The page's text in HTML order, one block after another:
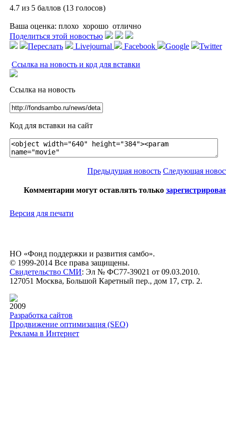
4.7 из 5 баллов (13 голосов)
Ваша оценка: плохо хорошо отлично
Поделиться этой новостью
Переслать
Livejournal Facebook Google Twitter
Ссылка на новость и код для вставки
Ссылка на новость
Код для вставки на сайт
Предыдущая новость Следующая
Комментарии могут оставлять только
Версия для печати
НО «Фонд поддержки и развития самбо».
© 1999-2014 Все права защищены.
Свидетельство СМИ: Эл № ФС77-39021 от 09.03.2010.
127051 Москва, Большой Каретный пер., дом 17, стр. 2.
2009
Разработка сайтов
Продвижение оптимизация (SEO)
Реклама в Интернет